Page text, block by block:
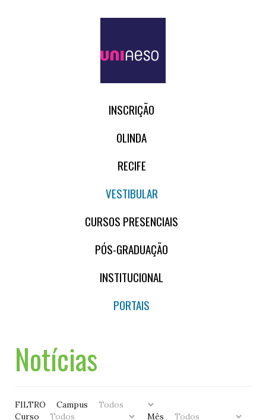
INSCRIÇÃO
OLINDA
RECIFE
VESTIBULAR
CURSOS PRESENCIAIS
PÓS-GRADUAÇÃO
INSTITUCIONAL
PORTAIS
Notícias
FILTRO
Campus
Curso
Mês